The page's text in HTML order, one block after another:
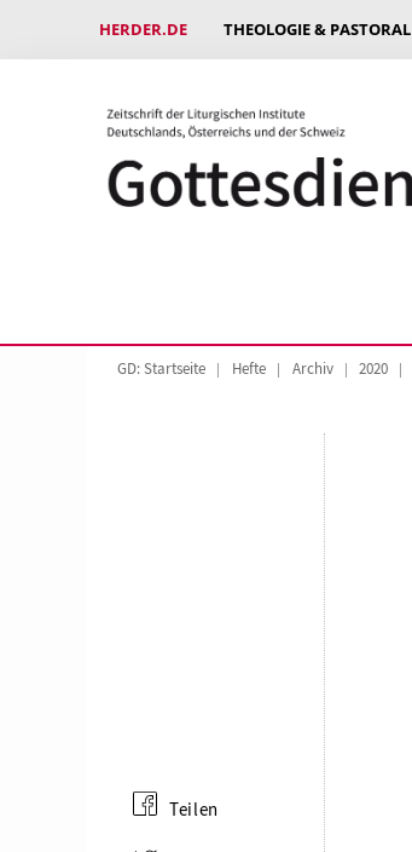
HERDER.DE THEOLOGIE & PASTORAL
GD: Startseite Hefte Archiv 2020
Teilen